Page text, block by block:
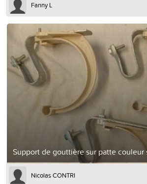
Fanny L
Support de gouttière sur patte couleur
Nicolas CONTRI